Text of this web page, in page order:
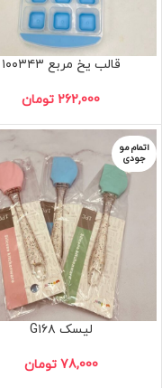
قالب یخ مربع ۱۰۰۳۴۳
262,000 تومان
اتمام مو
جودی
لیسک G۱۶۸
78,000 تومان